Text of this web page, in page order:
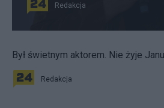
Redakcja
Był świetnym aktorem. Nie żyje
Redakcja